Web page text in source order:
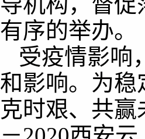
有序的举办。
受疫情影响
和影响。为
克时艰、共赢